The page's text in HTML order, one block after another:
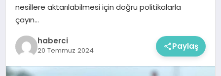
nesillere aktarılabilmesi için doğru politikalarla
çayın…
haberci
20 Temmuz 2024 Paylaş